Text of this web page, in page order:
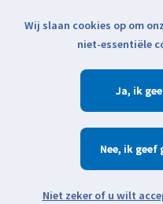
Klik voor actuele
Open
Wij slaan cookies op om
niet-essentiële
Ja
Nee